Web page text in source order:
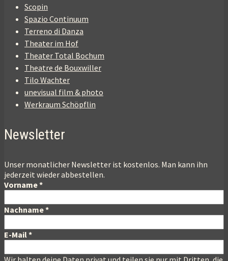
Scopin
Spazio Continuum
Terreno di Danza
Theater im Hof
Theater Total Bochum
Theatre de Bouxwiller
Tilo Wachter
unevisual film & photo
Werkraum Schöpflin
Newsletter
Unser monatlicher Newsletter ist kostenlos. Man kann ihn
jederzeit wieder abbestellen.
Vorname*
Nachname*
E-Mail*